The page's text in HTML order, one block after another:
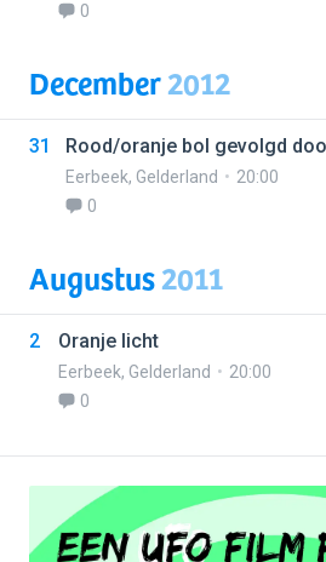
0
December2012
31 Rood/oranje bol gevolgd
Eerbeek, Gelderland
20:00
0
Augustus2011
2 Oranje licht
Eerbeek, Gelderland
20:00
0